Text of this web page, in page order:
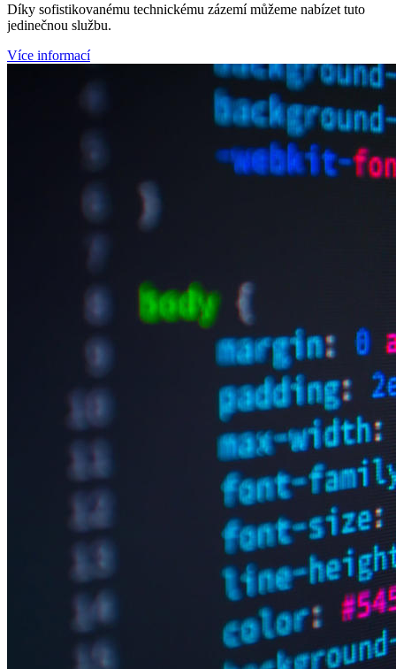
Díky sofistikovanému technickému zázemí můžeme nabízet tuto
jedinečnou službu.
Více informací